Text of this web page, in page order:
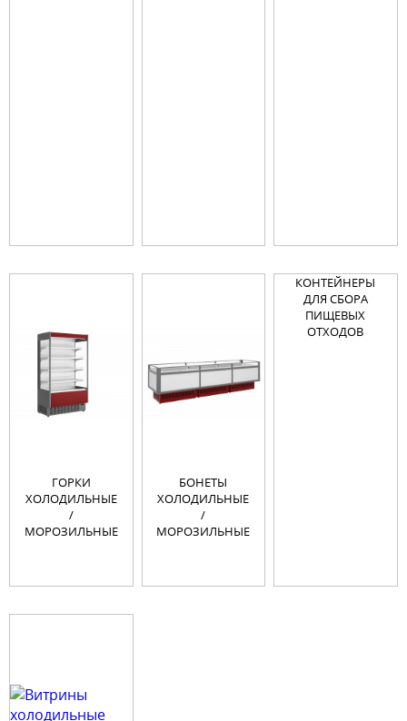
ГОРКИ
ХОЛОДИЛЬНЫЕ
/
МОРОЗИЛЬНЫЕ
БОНЕТЫ
ХОЛОДИЛЬНЫЕ
/
МОРОЗИЛЬНЫЕ
КОНТЕЙНЕРЫ
ДЛЯ СБОРА
ПИЩЕВЫХ
ОТХОДОВ